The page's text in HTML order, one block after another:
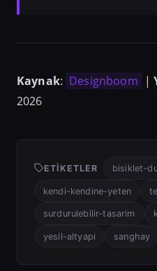
Kaynak: Designboom |
2026
ETIKETLER bisiklet-
kendi-kendine-yeten
surdurulebilir-tasarim
yesil-altyapi sanghay